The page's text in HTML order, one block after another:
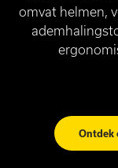
omvat helmen,
Ontdek